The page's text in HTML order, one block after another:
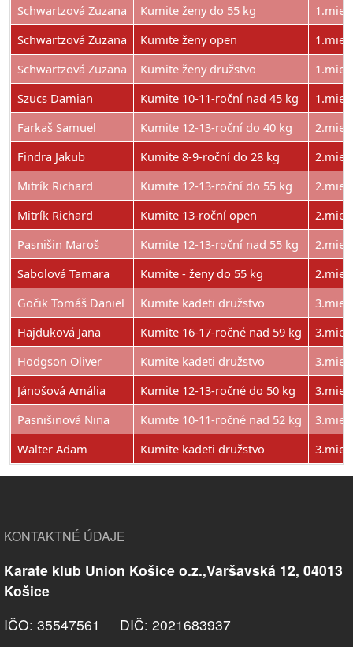
Schwartzová Zuzana
Kumite ženy do 55 kg
Schwartzová Zuzana
Kumite ženy open
Schwartzová Zuzana
Kumite ženy družstvo
Szucs Damian
Kumite 10-11-roční nad 45 kg
Farkaš Samuel
Kumite 12-13-roční do 40 kg
Findra Jakub
Kumite 8-9-roční do 28 kg
Mitrík Richard
Kumite 12-13-roční do 55 kg
Mitrík Richard
Kumite 13-roční open
Pasnišin Maroš
Kumite 12-13-roční nad 55 kg
Sabolová Tamara
Kumite - ženy do 55 kg
Gočik Tomáš Daniel
Kumite kadeti družstvo
Hajduková Jana
Kumite 16-17-ročné nad 59 kg
Hodgson Oliver
Kumite kadeti družstvo
Jánošová Amália
Kumite 12-13-ročné do 50 kg
Pasnišinová Nina
Kumite 10-11-ročné nad 52 kg
Walter Adam
Kumite kadeti družstvo
KONTAKTNÉ ÚDAJE
Karate klub Union Košice o.z.,Varšavská 12, 04013
Košice
IČO: 35547561 DIČ: 2021683937